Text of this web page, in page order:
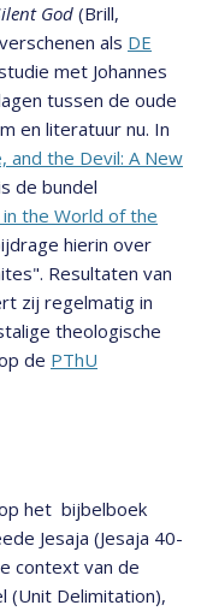
God (Brill,
als DE
met Johannes
tussen de oude
en literatuur nu. In
and the Devil: A New
de bundel
the World of the
hierin over
Resultaten van
zij regelmatig in
theologische
de PThU
het bijbelboek
Jesaja (Jesaja 40-
context van de
(Unit Delimitation),